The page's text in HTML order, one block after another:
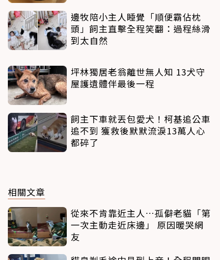
邊牧陪小主人睡覺「順便霸佔枕
頭」飼主直擊全程笑翻：過程絲滑
到太自然
坪林獨居老翁離世無人知 13犬守
屋護遺體伴最後一程
飼主下車就丟包愛犬！柯基追公車
追不到 獲救後默默流淚13萬人心
都碎了
相關文章
從來不肯靠近主人…孤僻老貓「第
一次主動走近床邊」 原因暖哭網
友